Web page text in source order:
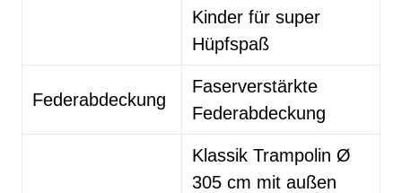
Kinder für super
Hüpfspaß
Federabdeckung
Faserverstärkte
Federabdeckung
Klassik Trampolin Ø
305 cm mit außen